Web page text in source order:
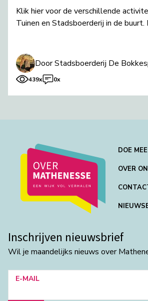
Klik hier voor de verschillende
Tuinen en Stadsboerderij in de buurt.
Door Stadsboerderij De
439x 0x
DOE MEE
OVER
Inschrijven nieuwsbrief
Wil je maandelijks nieuws over
E-MAIL